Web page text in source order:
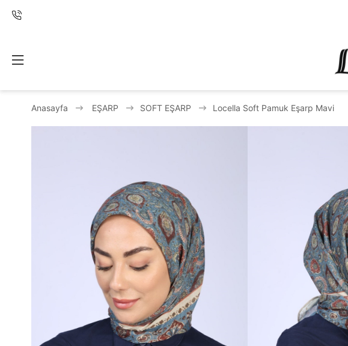
Anasayfa EŞARP SOFT EŞARP Locella Soft Pamuk Eşarp Mavi